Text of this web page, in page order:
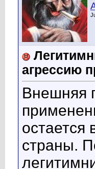
агрессию
Внешняя
страны.